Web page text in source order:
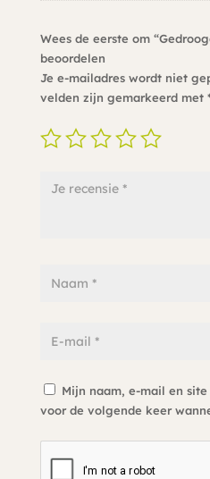
Wees de eerste om
beoordelen
Je e-mailadres wordt niet
velden zijn gemarkeerd met
Mijn naam, e-mail en
voor de volgende keer